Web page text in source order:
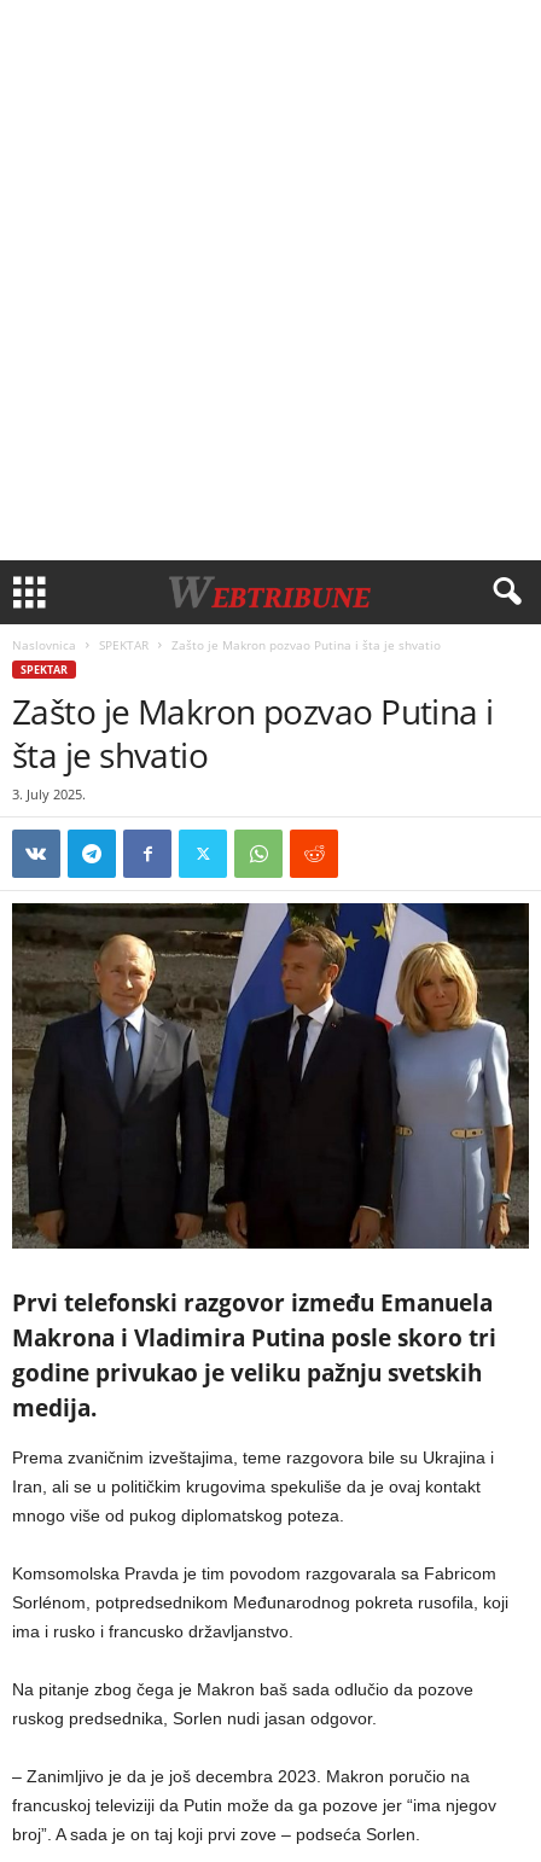
Naslovnica SPEKTAR Zašto je Makron pozvao Putina i šta je shvatio
SPEKTAR
Zašto je Makron pozvao Putina i
šta je shvatio
3. July 2025.
Prvi telefonski razgovor između Emanuela
Makrona i Vladimira Putina posle skoro tri
godine privukao je veliku pažnju svetskih
medija.
Prema zvaničnim izveštajima, teme razgovora bile su Ukrajina i
Iran, ali se u političkim krugovima spekuliše da je ovaj kontakt
mnogo više od pukog diplomatskog poteza.
Komsomolska Pravda je tim povodom razgovarala sa Fabricom
Sorlénom, potpredsednikom Međunarodnog pokreta rusofila, koji
ima i rusko i francusko državljanstvo.
Na pitanje zbog čega je Makron baš sada odlučio da pozove
ruskog predsednika, Sorlen nudi jasan odgovor.
– Zanimljivo je da je još decembra 2023. Makron poručio na
francuskoj televiziji da Putin može da ga pozove jer “ima njegov
broj”. A sada je on taj koji prvi zove – podseća Sorlen.